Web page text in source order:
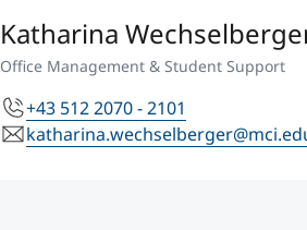
Katharina
Office Management & Student Support
+43 512 2070 - 2101